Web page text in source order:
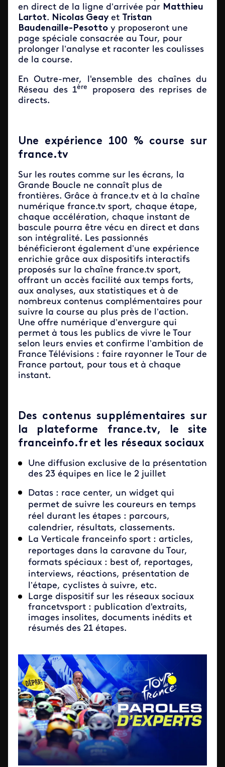
en direct de la ligne d’arrivée par Matthieu
Lartot. Nicolas Geayet Tristan
Baudenaille-Pesotto y proposeront une
page spéciale consacrée au Tour, pour
prolonger l’analyse et raconter les coulisses
de la course.
En Outre-mer, l'ensemble des chaînes du
Réseau des 1ère
proposera des reprises de
directs.
Une expérience 100 % course sur
france.tv
Sur les routes comme sur les écrans, la
Grande Boucle ne connaît plus de
frontières. Grâce à france.tv et à la chaîne
numérique france.tv sport, chaque étape,
chaque accélération, chaque instant de
bascule pourra être vécu en direct et dans
son intégralité. Les passionnés
bénéficieront également d’une expérience
enrichie grâce aux dispositifs interactifs
proposés sur la chaîne france.tv sport,
offrant un accès facilité aux temps forts,
aux analyses, aux statistiques et à de
nombreux contenus complémentaires pour
suivre la course au plus près de l’action.
Une offre numérique d’envergure qui
permet à tous les publics de vivre le Tour
selon leurs envies et confirme l’ambition de
France Télévisions : faire rayonner le Tour de
France partout, pour tous et à chaque
instant.
Des contenus supplémentaires sur
la plateforme france.tv, le site
franceinfo.fr et les réseaux sociaux
Une diffusion exclusive de la présentation
des 23 équipes en lice le 2 juillet
Datas : race center, un widget qui
permet de suivre les coureurs en temps
réel durant les étapes : parcours,
calendrier, résultats, classements.
La Verticale franceinfo sport : articles,
reportages dans la caravane du Tour,
formats spéciaux : best of, reportages,
interviews, réactions, présentation de
l’étape, cyclistes à suivre, etc.
Large dispositif sur les réseaux sociaux
francetvsport : publication d'extraits,
images insolites, documents inédits et
résumés des 21 étapes.